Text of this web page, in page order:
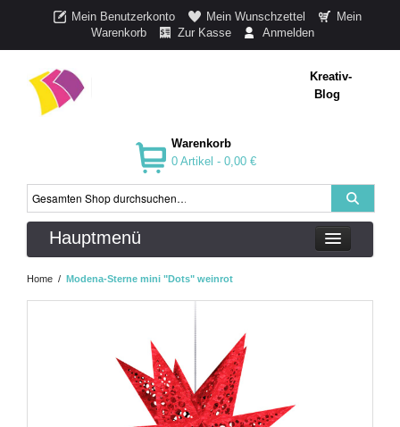
Mein Benutzerkonto Mein Wunschzettel
Mein
Warenkorb
Zur Kasse Anmelden
Kreativ-
Blog
Warenkorb
0 Artikel - 0,00 €
Hauptmenü
Home / Modena-Sterne mini "Dots" weinrot